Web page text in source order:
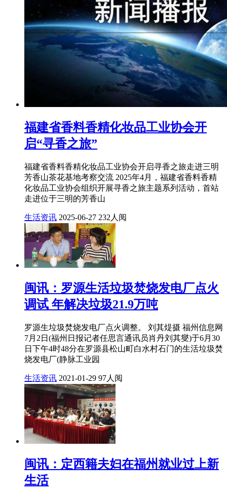
福建省香料香精化妆品工业协会开
启“寻香之旅”
福建省香料香精化妆品工业协会开启寻香之旅走进三明
芳香山茶花基地考察交流 2025年4月，福建省香料香精
化妆品工业协会组织开展寻香之旅主题系列活动，首站
走进位于三明的芳香山
生活资讯 2025-06-27 232人阅
闽讯：罗源生活垃圾焚烧发电厂点火
调试 年解决垃圾21.9万吨
罗源生垃圾焚烧发电厂点火调整。 刘其煶摄 福州信息网
7月2日(福州日报记者任思言通讯员肖丹刘其燮)于6月30
日下午4时48分在罗源县松山町白水村石门的生活垃圾焚
烧发电厂(静脉工业园
生活资讯 2021-01-29 97人阅
闽讯：定西籍夫妇在福州就业过上新
生活